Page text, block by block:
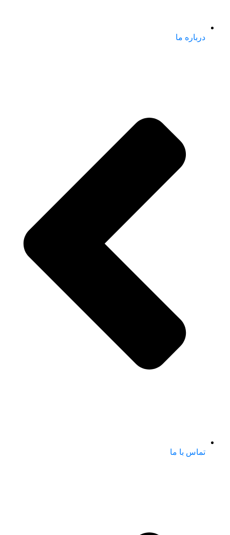
درباره ما
تماس با ما